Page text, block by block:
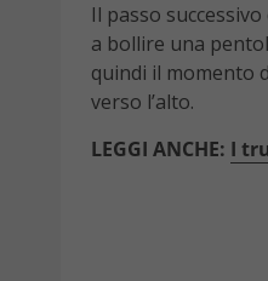
Il passo
a bollire una
quindi il momento
verso l’alto.
LEGGI ANCHE: I